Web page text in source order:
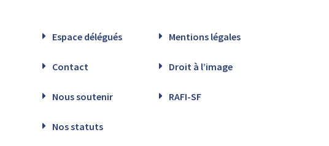
Espace délégués Mentions légales
Contact Droit à l’image
Nous soutenir RAFI-SF
Nos statuts